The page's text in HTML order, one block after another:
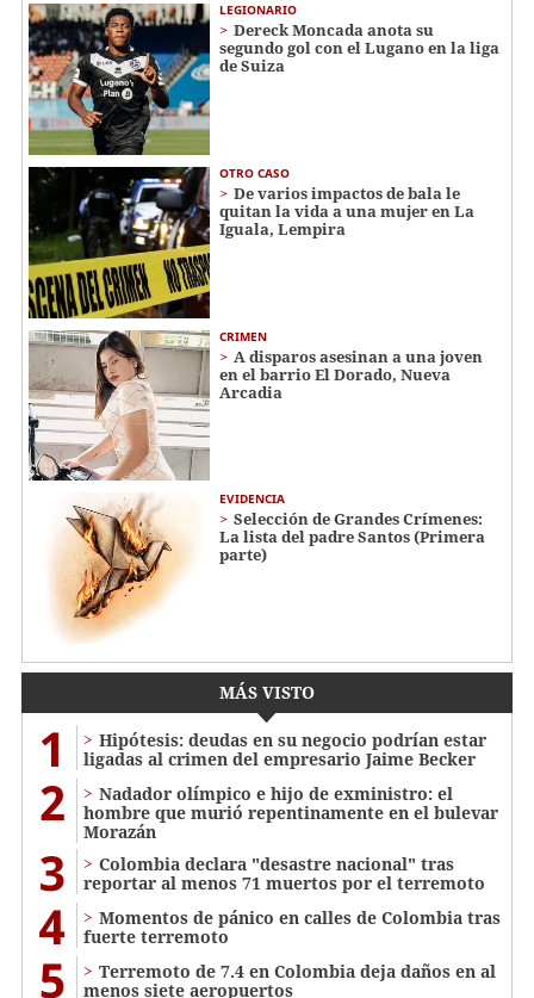
LEGIONARIO
Dereck Moncada anota su
segundo gol con el Lugano en la liga
de Suiza
OTRO CASO
De varios impactos de bala le
quitan la vida a una mujer en La
Iguala, Lempira
CRIMEN
A disparos asesinan a una joven
en el barrio El Dorado, Nueva
Arcadia
EVIDENCIA
Selección de Grandes Crímenes:
La lista del padre Santos (Primera
parte)
MÁS VISTO
1
Hipótesis: deudas en su negocio podrían estar
ligadas al crimen del empresario Jaime Becker
2
Nadador olímpico e hijo de exministro: el
hombre que murió repentinamente en el bulevar
Morazán
3
Colombia declara "desastre nacional" tras
reportar al menos 71 muertos por el terremoto
4
Momentos de pánico en calles de Colombia tras
fuerte terremoto
5
Terremoto de 7.4 en Colombia deja daños en al
menos siete aeropuertos